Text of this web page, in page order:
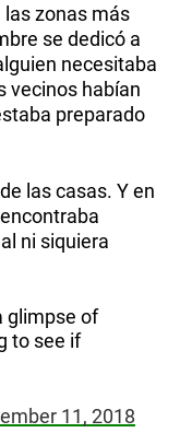
las zonas más
se dedicó a
necesitaba
vecinos habían
preparado
las casas. Y en
ni siquiera
glimpse of
to see if
11, 2018